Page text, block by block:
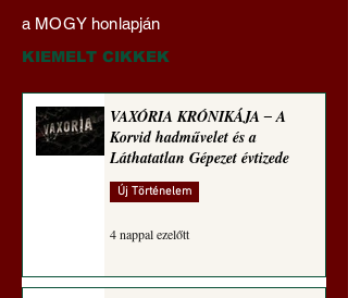
Naplóbölcsességeim
(2025)
a MOGY honlapján
KIEMELT CIKKEK
VAXÓRIA KRÓNIKÁJA ‒ A
Korvid hadművelet és a
Láthatatlan Gépezet évtizede
Új Történelem
4 nappal ezelőtt